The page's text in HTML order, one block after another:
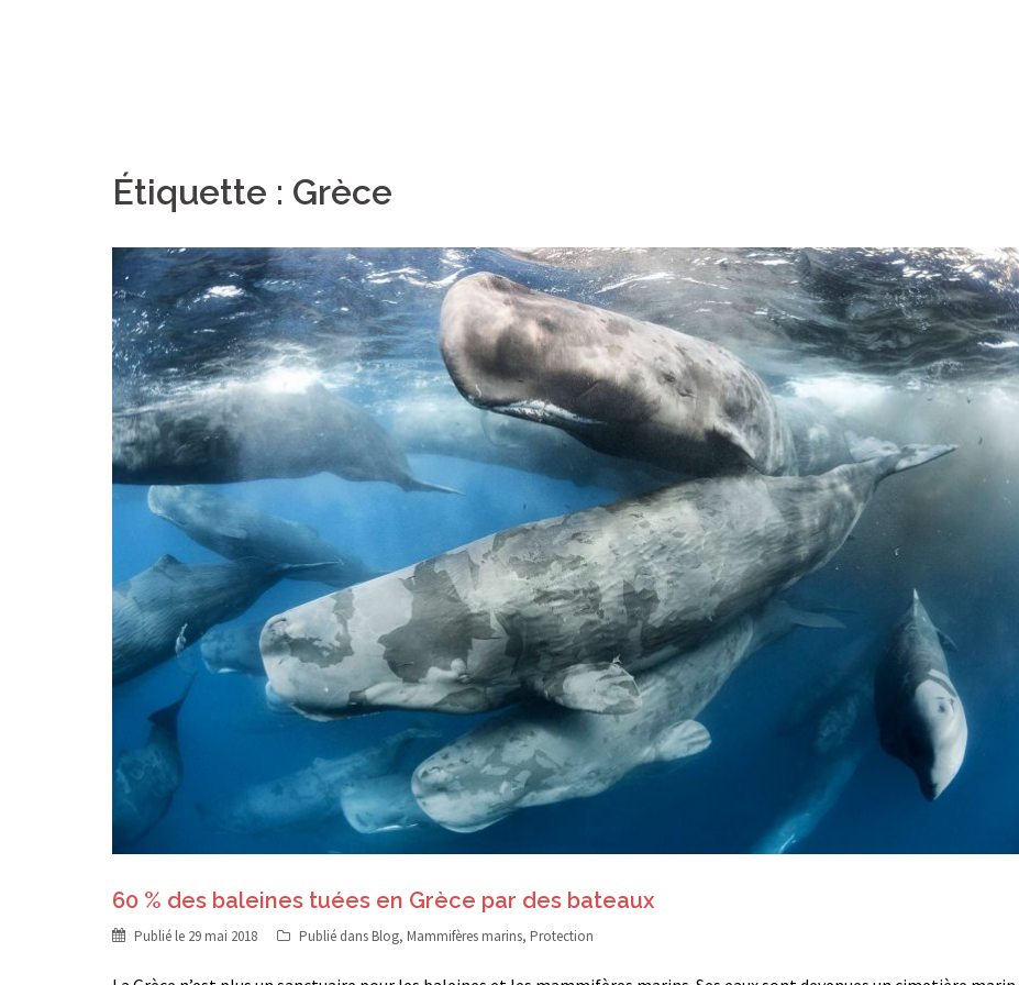
Étiquette : Grèce
60 % des baleines tuées en Grèce par des bateaux
Publié le 29 mai 2018 Publié dans Blog, Mammifères marins, Protection